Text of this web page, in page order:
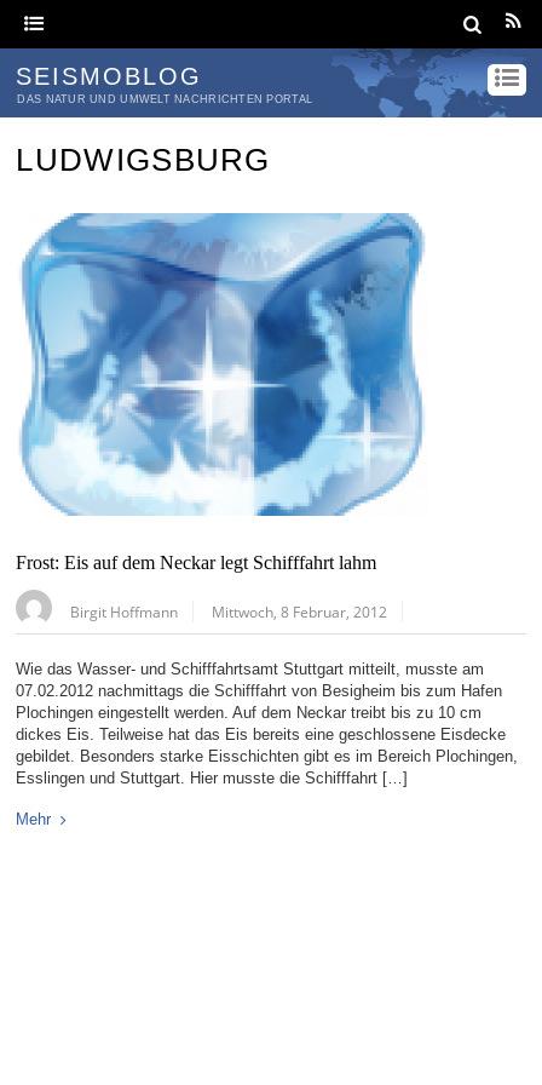
SEISMOBLOG
DAS NATUR UND UMWELT NACHRICHTEN PORTAL
LUDWIGSBURG
Frost: Eis auf dem Neckar legt Schifffahrt lahm
Birgit Hoffmann Mittwoch, 8 Februar, 2012
Wie das Wasser- und Schifffahrtsamt Stuttgart mitteilt, musste am
07.02.2012 nachmittags die Schifffahrt von Besigheim bis zum Hafen
Plochingen eingestellt werden. Auf dem Neckar treibt bis zu 10 cm
dickes Eis. Teilweise hat das Eis bereits eine geschlossene Eisdecke
gebildet. Besonders starke Eisschichten gibt es im Bereich Plochingen,
Esslingen und Stuttgart. Hier musste die Schifffahrt […]
Mehr